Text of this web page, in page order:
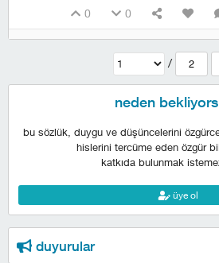
0 0
/ 2
neden
bu sözlük, duygu ve düşüncelerini
hislerini tercüme eden özgür
katkıda bulunmak
üye ol
duyurular